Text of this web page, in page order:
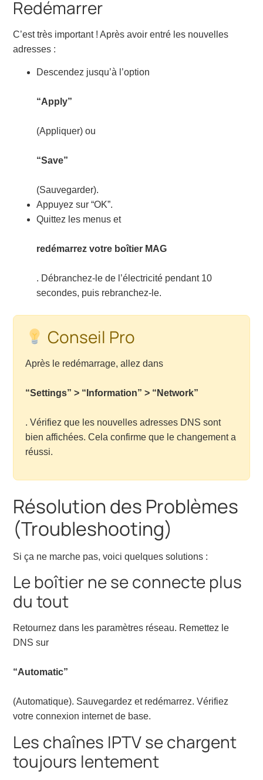
Redémarrer
C’est très important ! Après avoir entré les nouvelles
adresses :
Descendez jusqu’à l’option
“Apply”
(Appliquer) ou
“Save”
(Sauvegarder).
Appuyez sur “OK”.
Quittez les menus et
redémarrez votre boîtier MAG
. Débranchez-le de l’électricité pendant 10
secondes, puis rebranchez-le.
Conseil Pro
Après le redémarrage, allez dans
“Settings” > “Information” > “Network”
. Vérifiez que les nouvelles adresses DNS sont
bien affichées. Cela confirme que le changement a
réussi.
Résolution des Problèmes
(Troubleshooting)
Si ça ne marche pas, voici quelques solutions :
Le boîtier ne se connecte plus
du tout
Retournez dans les paramètres réseau. Remettez le
DNS sur
“Automatic”
(Automatique). Sauvegardez et redémarrez. Vérifiez
votre connexion internet de base.
Les chaînes IPTV se chargent
toujours lentement